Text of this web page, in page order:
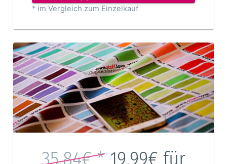
* im Vergleich zum Einzelkauf
35.84€ * 19.99€ für